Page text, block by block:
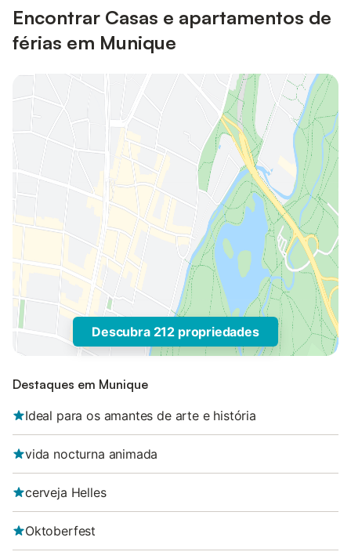
Encontrar Casas e apartamentos de
férias em Munique
Descubra 212 propriedades
Destaques em Munique
Ideal para os amantes de arte e história
vida nocturna animada
cerveja Helles
Oktoberfest